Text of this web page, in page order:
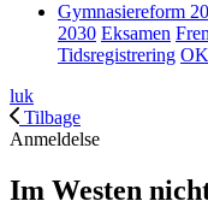
Gymnasiereform
2030 Eksamen
Tidsregistrering
luk
Tilbage
Anmeldelse
Im Westen